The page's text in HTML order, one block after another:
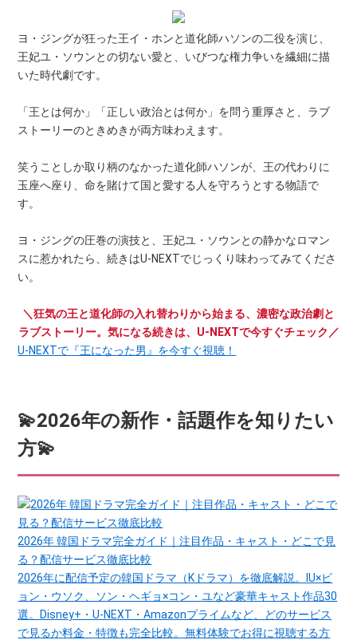
ヨ・ジングが狂った王イ・ホンと道化師ハソンの二役を演じ、
王妃ユ・ソウンとの切ない愛と、いびつな権力争いを繊細に描
いた時代劇です。
「王とは何か」「正しい政治とは何か」を問う重厚さと、ラブ
ストーリーのときめきが両方味わえます。
笑うことしか取り柄のなかった道化師ハソンが、王の代わりに
玉座へ座り、命を賭けて国と愛する人を守ろうとする物語で
す。
ヨ・ジングの圧巻の演技と、王妃ユ・ソウンとの静かなロマン
スに惹かれたら、続きはU-NEXTでじっくり味わってみてくださ
い。
＼狂気の王と道化師の入れ替わりから始まる、濃密な政治劇と
ラブストーリー。気になる続きは、U-NEXTで今すぐチェック／
U-NEXTで『王になった男』を今すぐ視聴！
💫2026年の新作・話題作を知りたい
方💫
2026年 韓国ドラマ完全ガイド｜注目作品・キャスト・どこで見
る？配信サービス徹底比較
2026年に配信予定の韓国ドラマ（Kドラマ）を徹底解説。IU×ビ
ョン・ウソク、ソン・ヘギョ×コン・ユなど豪華キャスト作品30
選。Disney+・U-NEXT・Amazonプライムなど、どのサービス
で見るか料金・特徴も完全比較。無料体験でお得に視聴する方